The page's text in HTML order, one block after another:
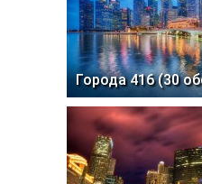
Города 416 (30